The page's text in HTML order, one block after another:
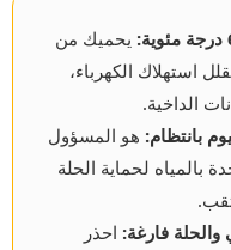
يحميك من
استهلاك الكهرباء،
الداخية.
بانتظام: هو المسؤول
بالمياه لحماية الحلة
فارغة: احذر